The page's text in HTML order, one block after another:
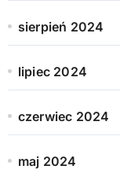
sierpień 2024
lipiec 2024
czerwiec 2024
maj 2024